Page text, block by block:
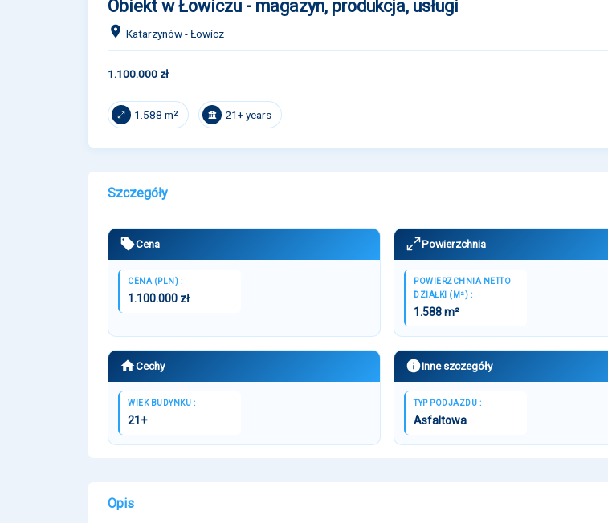
Obiekt w Łowiczu - magazyn, produkcja, usługi
Katarzynów - Łowicz
1.100.000 zł
1.588 m² 21+ years
Szczegóły
Cena
CENA (PLN) :
1.100.000 zł
Powierzchnia
POWIERZCHNIA NETTO
DZIAŁKI (M²) :
1.588 m²
Cechy
WIEK BUDYNKU :
21+
Inne szczegóły
TYP PODJAZDU :
Asfaltowa
Opis